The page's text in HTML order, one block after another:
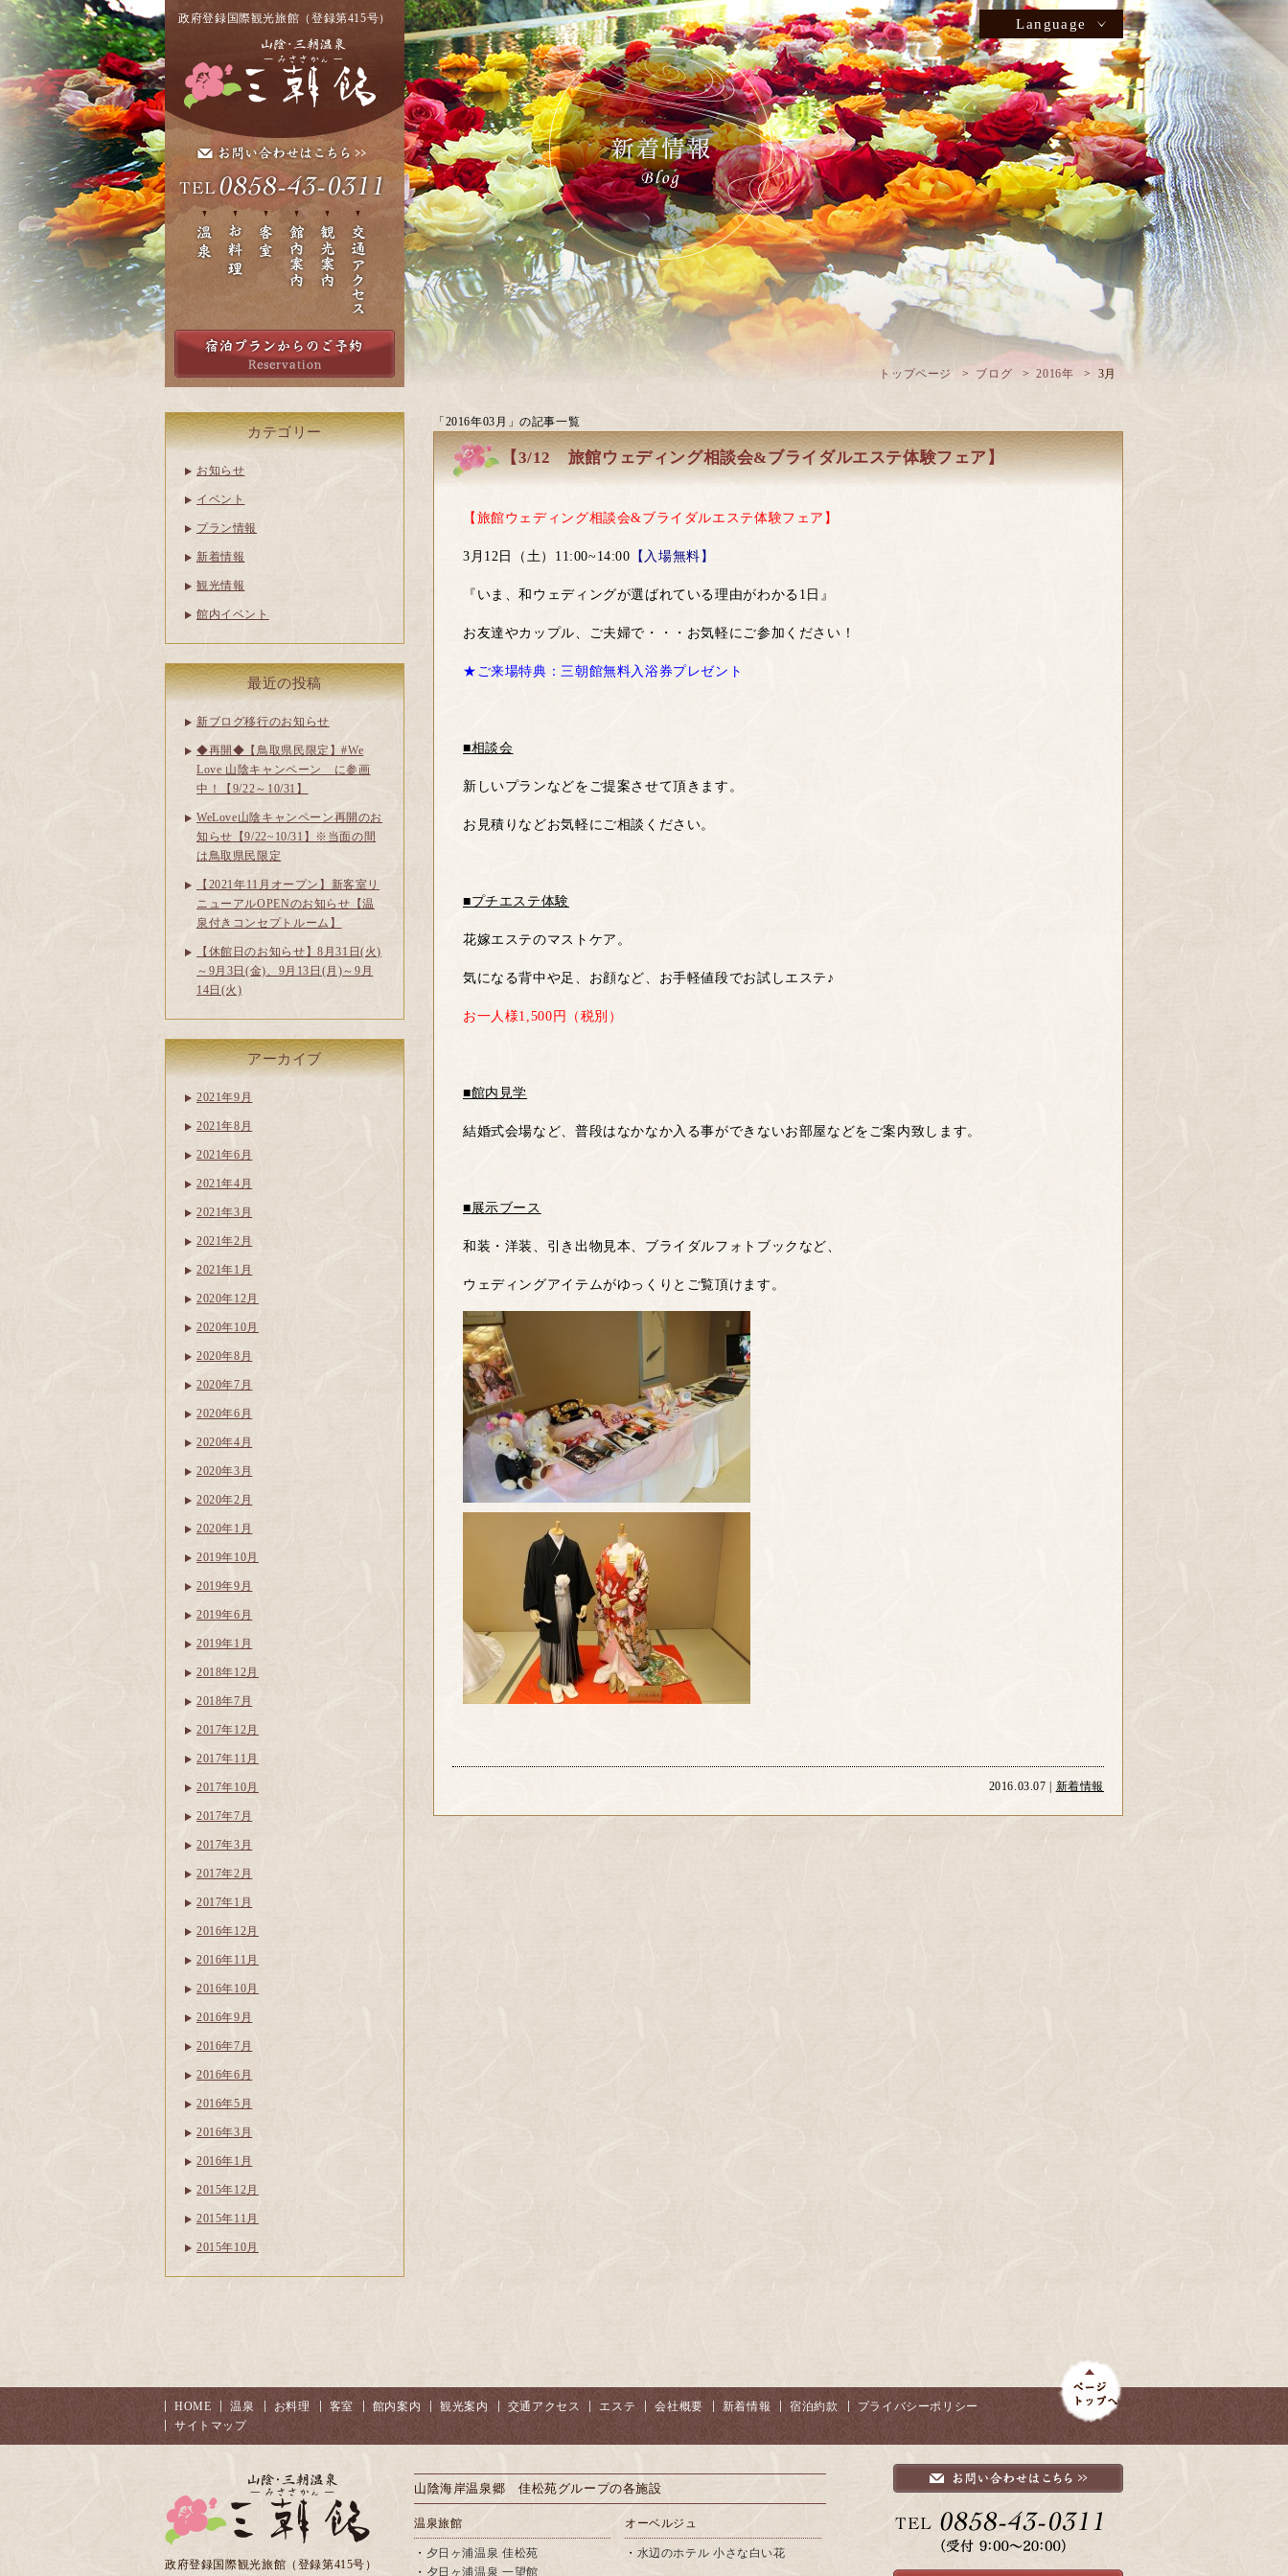
政府登録国際観光旅館（登録第415号）
トップページ ブログ 2016年 3月
Language
「2016年03月」の記事一覧
【3/12 旅館ウェディング相談会&ブライダルエステ体験フェア】
【旅館ウェディング相談会&ブライダルエステ体験フェア】
3月12日（土）11:00~14:00 【入場無料】
『いま、和ウェディングが選ばれている理由がわかる1日』
お友達やカップル、ご夫婦で・・・お気軽にご参加ください！
★ご来場特典：三朝館無料入浴券プレゼント
■相談会
新しいプランなどをご提案させて頂きます。
お見積りなどお気軽にご相談ください。
■プチエステ体験
花嫁エステのマストケア。
気になる背中や足、お顔など、お手軽値段でお試しエステ♪
お一人様1,500円（税別）
■館内見学
結婚式会場など、普段はなかなか入る事ができないお部屋などをご案内致します。
■展示ブース
和装・洋装、引き出物見本、ブライダルフォトブックなど、
ウェディングアイテムがゆっくりとご覧頂けます。
2016.03.07 | 新着情報
カテゴリー
お知らせ
イベント
プラン情報
新着情報
観光情報
館内イベント
最近の投稿
新ブログ移行のお知らせ
◆再開◆【鳥取県民限定】#We
Love 山陰キャンペーン に参画
中！【9/22～10/31】
WeLove山陰キャンペーン再開のお
知らせ【9/22~10/31】※当面の間
は鳥取県民限定
【2021年11月オープン】新客室リ
ニューアルOPENのお知らせ【温
泉付きコンセプトルーム】
【休館日のお知らせ】8月31日(火)
～9月3日(金)、9月13日(月)～9月
14日(火)
アーカイブ
2021年9月
2021年8月
2021年6月
2021年4月
2021年3月
2021年2月
2021年1月
2020年12月
2020年10月
2020年8月
2020年7月
2020年6月
2020年4月
2020年3月
2020年2月
2020年1月
2019年10月
2019年9月
2019年6月
2019年1月
2018年12月
2018年7月
2017年12月
2017年11月
2017年10月
2017年7月
2017年3月
2017年2月
2017年1月
2016年12月
2016年11月
2016年10月
2016年9月
2016年7月
2016年6月
2016年5月
2016年3月
2016年1月
2015年12月
2015年11月
2015年10月
HOME 温泉 お料理 客室 館内案内 観光案内 交通アクセス エステ 会社概要 新着情報 宿泊約款
プライバシーポリシー
サイトマップ
政府登録国際観光旅館（登録第415号）
山陰海岸温泉郷 佳松苑グループの各施設
温泉旅館
・ 夕日ヶ浦温泉 佳松苑
・ 夕日ヶ浦温泉 一望館
オーベルジュ
・ 水辺のホテル 小さな白い花